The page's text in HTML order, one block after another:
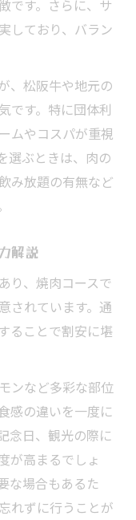
です。さらに、サ
しており、バラン
、松阪牛や地元の
です。特に団体利
ムやコスパが重視
選ぶときは、肉の
み放題の有無など
解説
り、焼肉コースで
されています。通
ることで割安に堪
ンなど多彩な部位
感の違いを一度に
念日、観光の際に
が高まるでしょ
な場合もあるた
れずに行うことが